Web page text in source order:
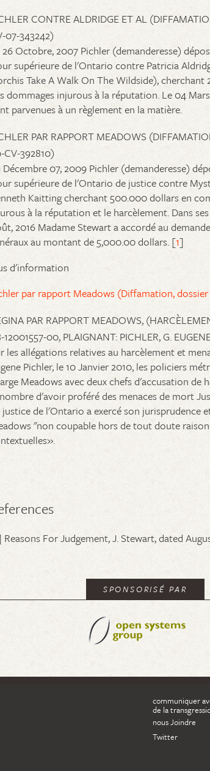
CONTRE ALDRIDGE ET AL
07-343242)
26 Octobre, 2007 Pichler (demanderesse)
supérieure de l'Ontario contre Patricia
Take A Walk On The Wildside),
dommages injurous à la réputation. Le 04
parvenues à un règlement en la matière.
PAR RAPPORT MEADOWS
CV-392810)
Décembre 07, 2009 Pichler (demanderesse)
supérieure de l'Ontario de justice contre
Kaitting cherchant 500.000 dollars en
à la réputation et le harcèlement. Dans
2016 Madame Stewart a accordé au
au montant de 5,000.00 dollars. [1]
d'information
par rapport Meadows (Diffamation, dossier
PAR RAPPORT MEADOWS,
00, PLAIGNANT: PICHLER, G.
les allégations relatives au harcèlement et
Pichler, le 10 Janvier 2010, les policiers
Meadows avec deux chefs d'accusation de
d'avoir proféré des menaces de mort
justice de l'Ontario a exercé son jurisprudence
"non coupable hors de tout doute
Reasons For Judgement, J. Stewart, dated
SPONSORISÉ PAR
communiquer
de la
nous Joindre
Twitter